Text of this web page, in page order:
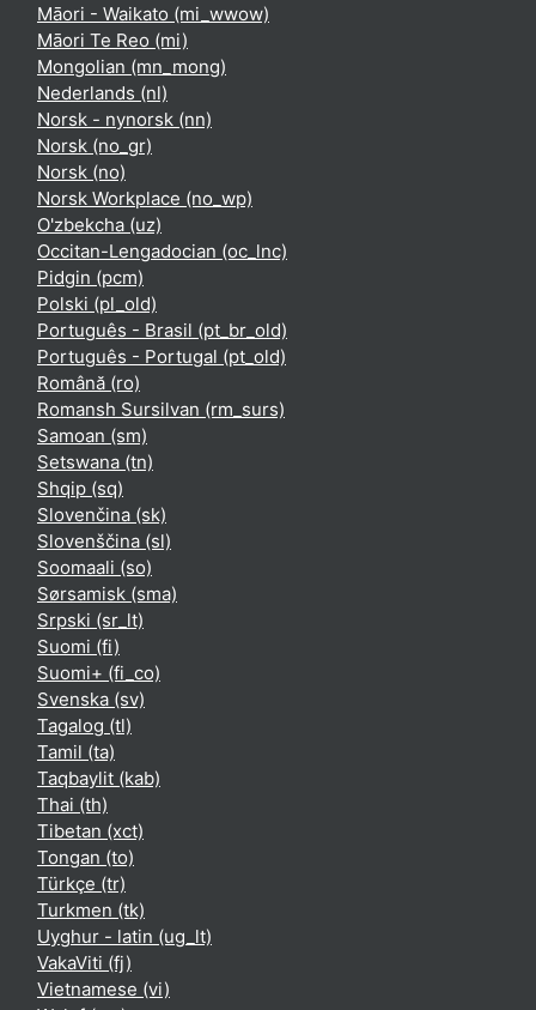
Māori - Waikato ‎(mi_wwow)‎
Māori Te Reo ‎(mi)‎
Mongolian ‎(mn_mong)‎
Nederlands ‎(nl)‎
Norsk - nynorsk ‎(nn)‎
Norsk ‎(no_gr)‎
Norsk ‎(no)‎
Norsk Workplace ‎(no_wp)‎
O'zbekcha ‎(uz)‎
Occitan-Lengadocian ‎(oc_lnc)‎
Pidgin ‎(pcm)‎
Polski ‎(pl_old)‎
Português - Brasil ‎(pt_br_old)‎
Português - Portugal ‎(pt_old)‎
Română ‎(ro)‎
Romansh Sursilvan ‎(rm_surs)‎
Samoan ‎(sm)‎
Setswana ‎(tn)‎
Shqip ‎(sq)‎
Slovenčina ‎(sk)‎
Slovenščina ‎(sl)‎
Soomaali ‎(so)‎
Sørsamisk ‎(sma)‎
Srpski ‎(sr_lt)‎
Suomi ‎(fi)‎
Suomi+ ‎(fi_co)‎
Svenska ‎(sv)‎
Tagalog ‎(tl)‎
Tamil ‎(ta)‎
Taqbaylit ‎(kab)‎
Thai ‎(th)‎
Tibetan ‎(xct)‎
Tongan ‎(to)‎
Türkçe ‎(tr)‎
Turkmen ‎(tk)‎
Uyghur - latin ‎(ug_lt)‎
VakaViti ‎(fj)‎
Vietnamese ‎(vi)‎